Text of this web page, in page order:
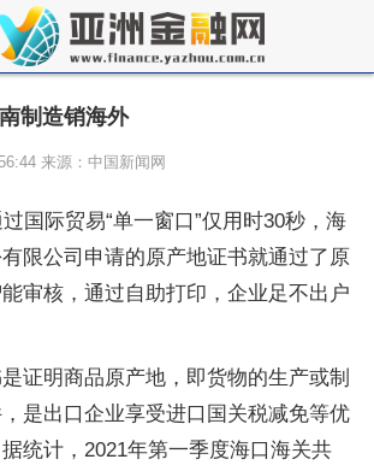
制造销海外
来源：中国新闻网
国际贸易“单一窗口”仅用时30秒，海
限公司申请的原产地证书就通过了原
审核，通过自助打印，企业足不出户
证明商品原产地，即货物的生产或制
是出口企业享受进口国关税减免等优
统计，2021年第一季度海口海关共